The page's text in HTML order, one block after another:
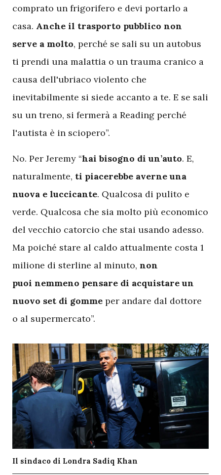
comprato un frigorifero e devi portarlo a
casa. Anche il trasporto pubblico non
serve a molto, perché se sali su un autobus
ti prendi una malattia o un trauma cranico a
causa dell'ubriaco violento che
inevitabilmente si siede accanto a te. E se sali
su un treno, si fermerà a Reading perché
l'autista è in sciopero”.
No. Per Jeremy “hai bisogno di un’auto. E,
naturalmente, ti piacerebbe averne una
nuova e luccicante. Qualcosa di pulito e
verde. Qualcosa che sia molto più economico
del vecchio catorcio che stai usando adesso.
Ma poiché stare al caldo attualmente costa 1
milione di sterline al minuto, non
puoi nemmeno pensare di acquistare un
nuovo set di gomme per andare dal dottore
o al supermercato”.
Il sindaco di Londra Sadiq Khan